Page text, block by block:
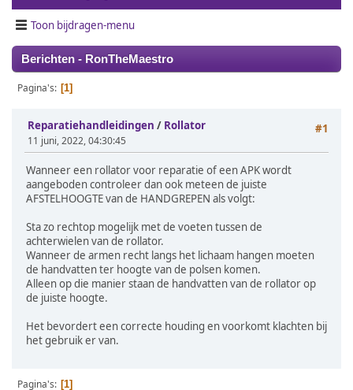
Toon bijdragen-menu
Berichten - RonTheMaestro
Pagina's 1
#1
Reparatiehandleidingen / Rollator
11 juni, 2022, 04:30:45
Wanneer een rollator voor reparatie of een APK wordt
aangeboden controleer dan ook meteen de juiste
AFSTELHOOGTE van de HANDGREPEN als volgt:
Sta zo rechtop mogelijk met de voeten tussen de
achterwielen van de rollator.
Wanneer de armen recht langs het lichaam hangen moeten
de handvatten ter hoogte van de polsen komen.
Alleen op die manier staan de handvatten van de rollator op
de juiste hoogte.
Het bevordert een correcte houding en voorkomt klachten bij
het gebruik er van.
Pagina's 1